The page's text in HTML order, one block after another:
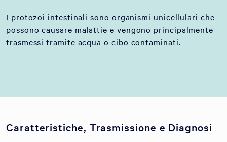
I protozoi intestinali sono organismi unicellulari che
possono causare malattie e vengono principalmente
trasmessi tramite acqua o cibo contaminati.
Caratteristiche, Trasmissione e Diagnosi